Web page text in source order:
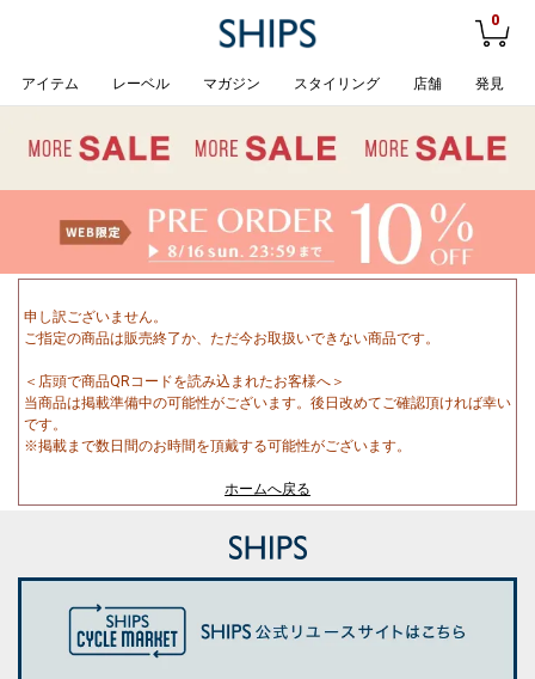
0
アイテム レーベル マガジン スタイリング 店舗 発見
申し訳ございません。
ご指定の商品は販売終了か、ただ今お取扱いできない商品です。
＜店頭で商品QRコードを読み込まれたお客様へ＞
当商品は掲載準備中の可能性がございます。後日改めてご確認頂ければ幸い
です。
※掲載まで数日間のお時間を頂戴する可能性がございます。
ホームへ戻る